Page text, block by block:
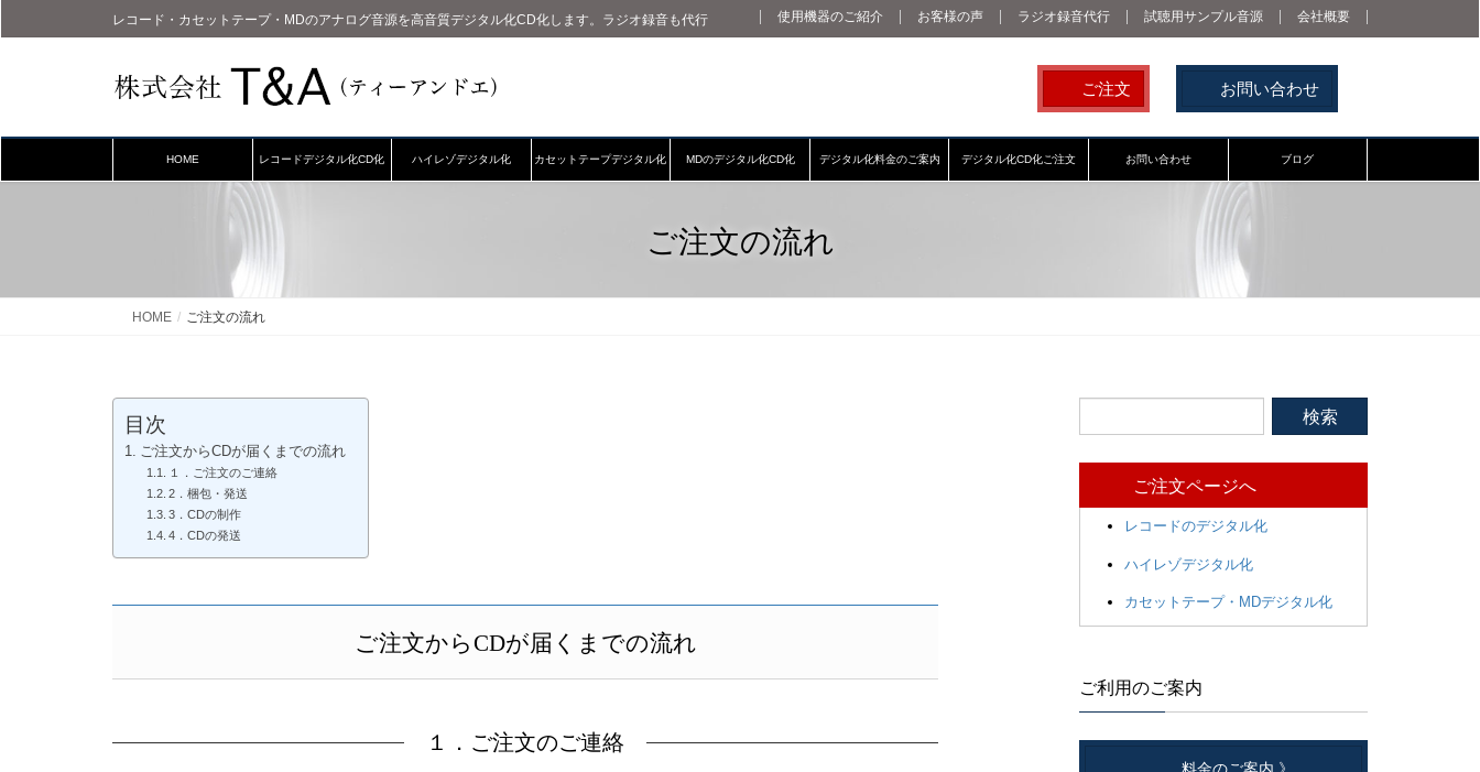
レコード・カセットテープ・MDのアナログ音源を高音質デジタル化CD化します。ラジオ録音も代行 使用機器のご紹介 お客様の声 ラジオ録音代行 試聴用サンプル音源 会社概要
ご注文 お問い合わせ
HOME レコードデジタル化CD化 ハイレゾデジタル化 カセットテープデジタル化 MDのデジタル化CD化 デジタル化料金のご案内 デジタル化CD化ご注文 お問い合わせ ブログ
ご注文の流れ
HOME ご注文の流れ
目次
ご注文からCDが届くまでの流れ
１．ご注文のご連絡
2．梱包・発送
3．CDの制作
4．CDの発送
ご注文からCDが届くまでの流れ
１．ご注文のご連絡
ご注文ページへ
レコードのデジタル化
ハイレゾデジタル化
カセットテープ・MDデジタル化
ご利用のご案内
料金のご案内 》